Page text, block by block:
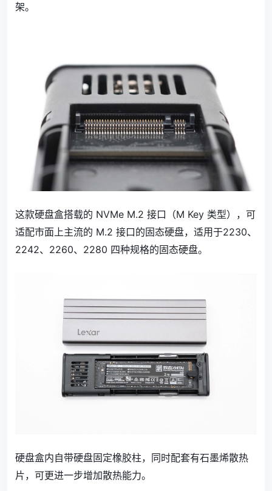
架。
这款硬盘盒搭载的 NVMe M.2 接口（M Key 类型），可
适配市面上主流的 M.2 接口的固态硬盘，适用于2230、
2242、2260、2280 四种规格的固态硬盘。
硬盘盒内自带硬盘固定橡胶柱，同时配套有石墨烯散热
片，可更进一步增加散热能力。